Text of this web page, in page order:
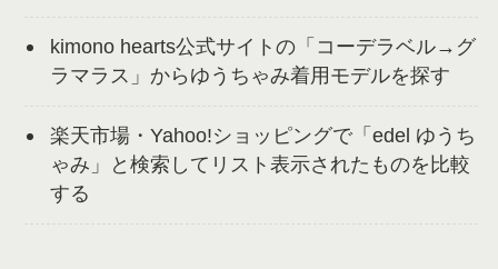
kimono hearts公式サイトの「コーデラベル→グ
ラマラス」からゆうちゃみ着用モデルを探す
楽天市場・Yahoo!ショッピングで「edel ゆうち
ゃみ」と検索してリスト表示されたものを比較
する